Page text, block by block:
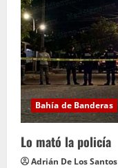
Bahía de Banderas
Lo mató la policía
Adrián De Los Santos